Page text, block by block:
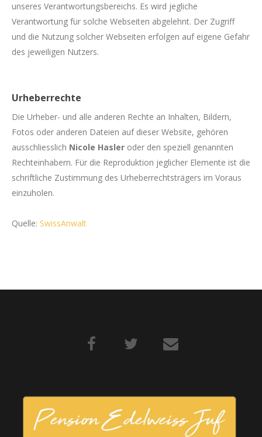
unseres Verantwortungsbereichs. Es wird jegliche
Verantwortung für solche Webseiten abgelehnt. Der Zugriff
und die Nutzung solcher Webseiten erfolgen auf eigene Gefahr
des jeweiligen Nutzers.
Urheberrechte
Die Urheber- und alle anderen Rechte an Inhalten, Bildern,
Fotos oder anderen Dateien auf dieser Website, gehören
ausschliesslich Nicole Hasler oder den speziell genannten
Rechteinhabern. Für die Reproduktion jeglicher Elemente ist die
schriftliche Zustimmung des Urheberrechtsträgers im Voraus
einzuholen.
Quelle: SwissAnwalt